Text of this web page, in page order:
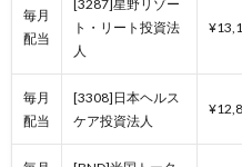
毎月
配当
[3287]星野リゾー
ト・リート投資法
人
毎月
配当
[3308]日本ヘルス
ケア投資法人